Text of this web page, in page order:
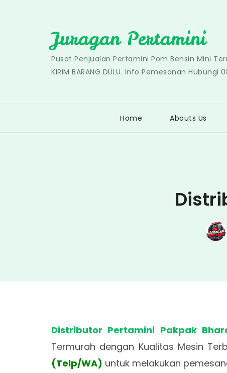
Juragan Pertamini
Pusat Penjualan Pertamini Pom Bensin Mini
KIRIM BARANG DULU. Info Pemesanan
Home Abouts Us
Distributor Pertamini Pakpak
Termurah dengan Kualitas Mesin
(Telp/WA) untuk melakukan